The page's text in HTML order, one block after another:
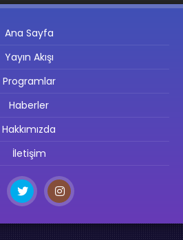
Ana Sayfa
Yayın Akışı
Programlar
Haberler
Hakkımızda
İletişim